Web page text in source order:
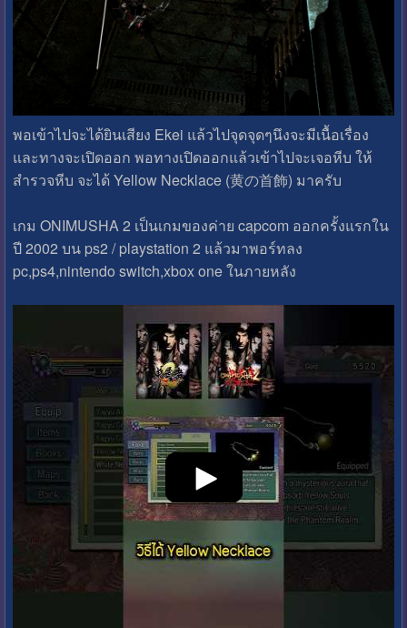
พอเข้าไปจะได้ยินเสียง Ekei แล้วไปจุดจุดๆนึงจะมีเนื้อเรื่อง
และทางจะเปิดออก พอทางเปิดออกแล้วเข้าไปจะเจอหีบ ให้
สำรวจหีบ จะได้ Yellow Necklace (黄の首飾) มาครับ
เกม ONIMUSHA 2 เป็นเกมของค่าย capcom ออกครั้งแรกใน
ปี 2002 บน ps2 / playstation 2 แล้วมาพอร์ทลง
pc,ps4,nintendo switch,xbox one ในภายหลัง